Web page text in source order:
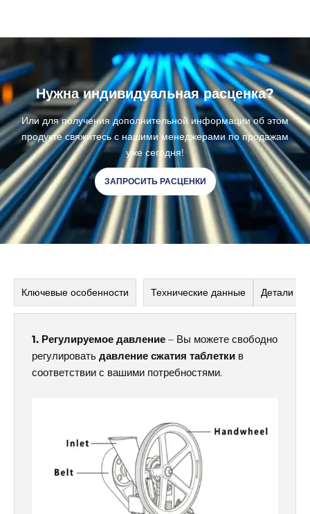
Нужна индивидуальная расценка?
Или для получения дополнительной информации об этом
продукте свяжитесь с нашими менеджерами по продажам
уже сегодня!
ЗАПРОСИТЬ РАСЦЕНКИ
Ключевые особенности Технические данные Детали
1. Регулируемое давление – Вы можете свободно
регулировать давление сжатия таблетки в
соответствии с вашими потребностями.